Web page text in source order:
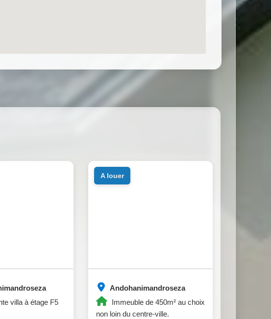
villa à étage F5
Andohanimandroseza
Immeuble de 450m² au choix
non loin du centre-ville.
a louer